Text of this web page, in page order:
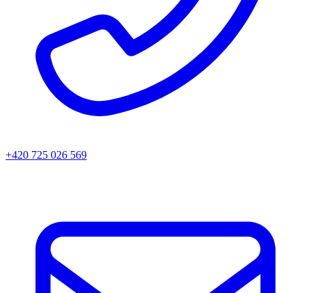
+420 725 026 569